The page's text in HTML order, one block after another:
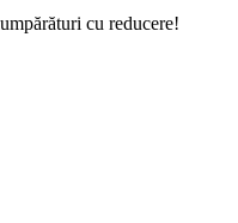
cu reducere!